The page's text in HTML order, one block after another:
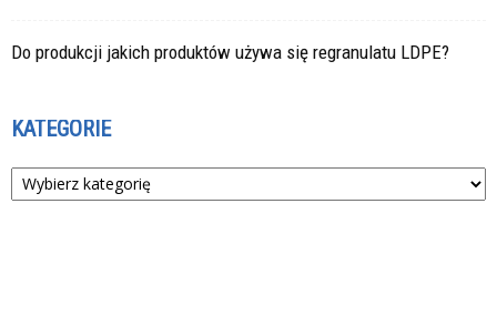
Do produkcji jakich produktów używa się regranulatu LDPE?
KATEGORIE
Kategorie